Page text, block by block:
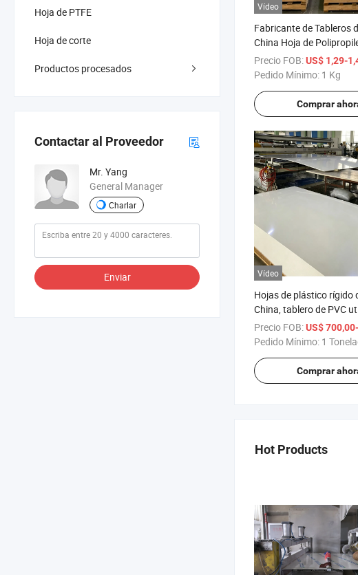
Vídeo
Fabricante de Tableros
China Hoja de
Precio FOB:US$ 1,29-
Pedido Mínimo: 1 Kg
Comprar
Vídeo
Hojas de plástico rígido
China, tablero de PVC
para equipos de
Precio FOB:US$
Pedido Mínimo: 1
Comprar
Hot Products
Hoja de PTFE
Hoja de corte
Productos procesados
Contactar al Proveedor
Mr. Yang
General Manager
Charlar
Enviar